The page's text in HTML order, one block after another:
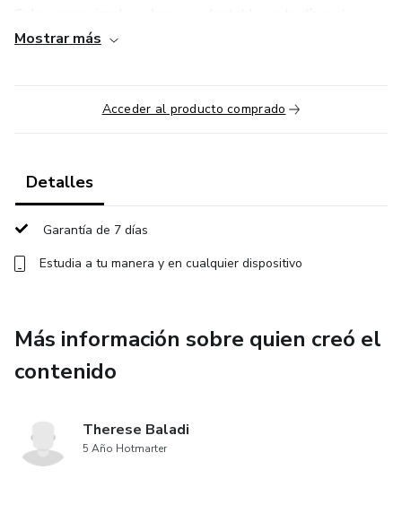
estancada, descubres una nueva causa… aquí mismo
tendrás la solución lista para ti.
Mostrar más
Acceder al producto comprado
Detalles
Garantía de 7 días
Estudia a tu manera y en cualquier dispositivo
Más información sobre quien creó el
contenido
Therese Baladi
5 Año Hotmarter